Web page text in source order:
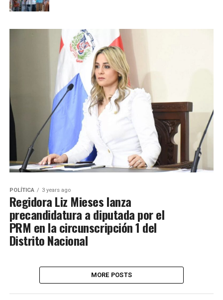
POLÍTICA 3 years ago
Regidora Liz Mieses lanza
precandidatura a diputada por el
PRM en la circunscripción 1 del
Distrito Nacional
MORE POSTS